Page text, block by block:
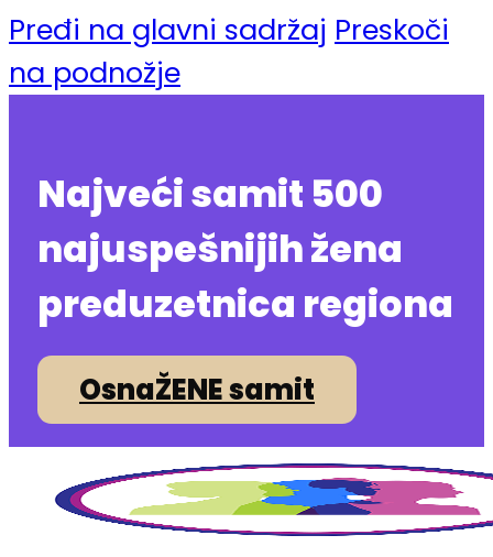
Pređi na glavni sadržaj Preskoči
na podnožje
Najveći samit 500
najuspešnijih žena
preduzetnica regiona
OsnaŽENE samit